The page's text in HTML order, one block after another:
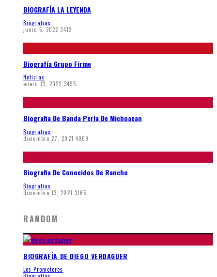
BIOGRAFÍA LA LEYENDA
Biografias
junio 5, 2022 3412
Biografía Grupo Firme
Noticias
enero 13, 2022 3495
Biografia De Banda Perla De Michoacan
Biografias
diciembre 27, 2021 4009
Biografia De Conocidos De Rancho
Biografias
diciembre 13, 2021 3165
RANDOM
BIOGRAFÍA DE DIEGO VERDAGUER
Los Promotores